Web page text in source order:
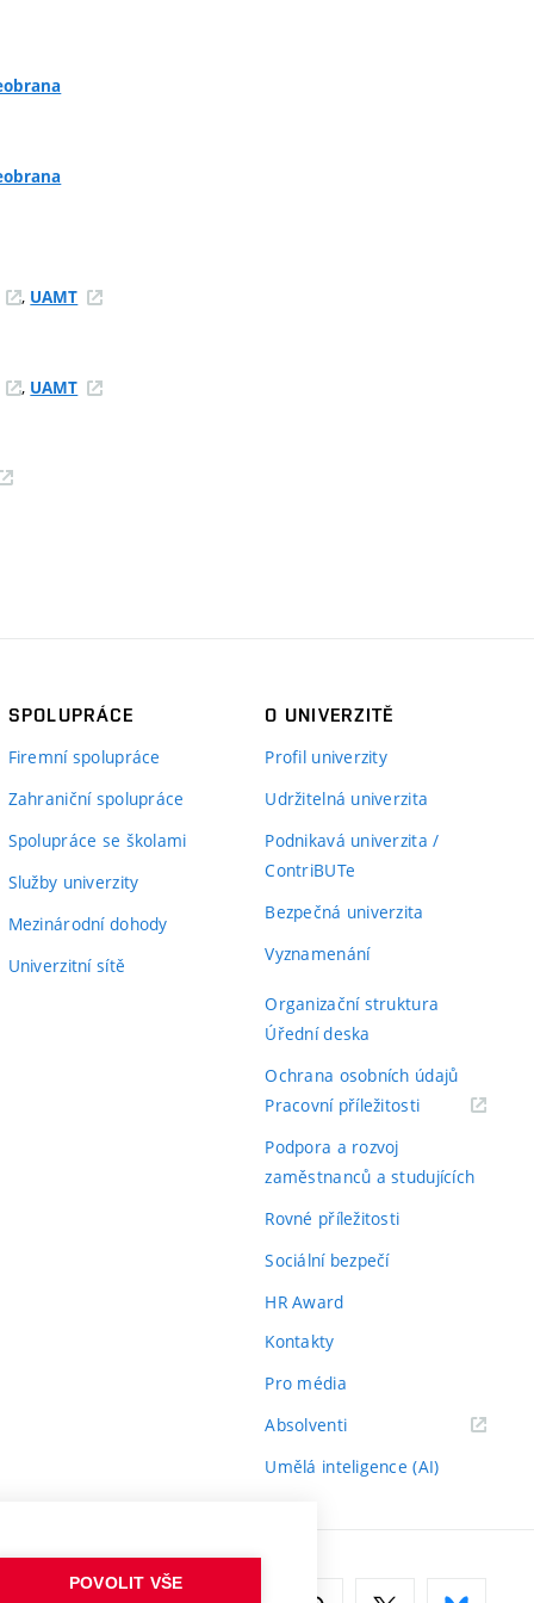
, UAMT
, UAMT
SPOLUPRÁCE
Firemní spolupráce
Zahraniční spolupráce
Spolupráce se školami
Služby univerzity
Mezinárodní dohody
Univerzitní sítě
O UNIVERZITĚ
Profil univerzity
Udržitelná univerzita
Podnikavá univerzita /
ContriBUTe
Bezpečná univerzita
Vyznamenání
Organizační struktura
Úřední deska
Ochrana osobních údajů
Pracovní příležitosti(externí
Podpora a rozvoj
zaměstnanců a studujících
Rovné příležitosti
Sociální bezpečí
HR Award
Kontakty
Pro média
Absolventi(externí
Umělá inteligence (AI)
POVOLIT VŠE